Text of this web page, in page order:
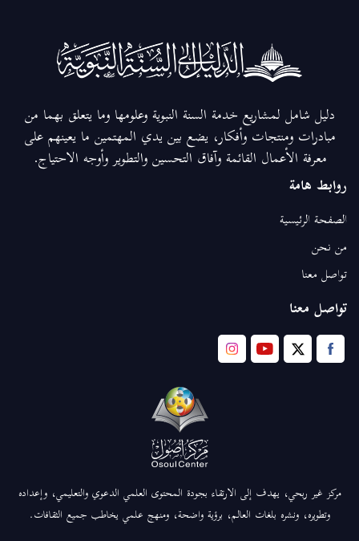
دليل شامل لمشاريع خدمة السنة النبوية وعلومها وما يتعلق بهما من
مبادرات ومنتجات وأفكار، يضع بين يدي المهتمين ما يعينهم على
معرفة الأعمال القائمة وآفاق التحسين والتطوير وأوجه الاحتياج.
روابط هامة
الصفحة الرئيسية
من نحن
تواصل معنا
تواصل معنا
مركز غير ربحي، يهدف إلى الارتقاء بجودة المحتوى العلمي الدعوي والتعليمي، وإعداده
وتطويره، ونشره بلغات العالم، برؤية واضحة، ومنهج علمي يخاطب جميع الثقافات.